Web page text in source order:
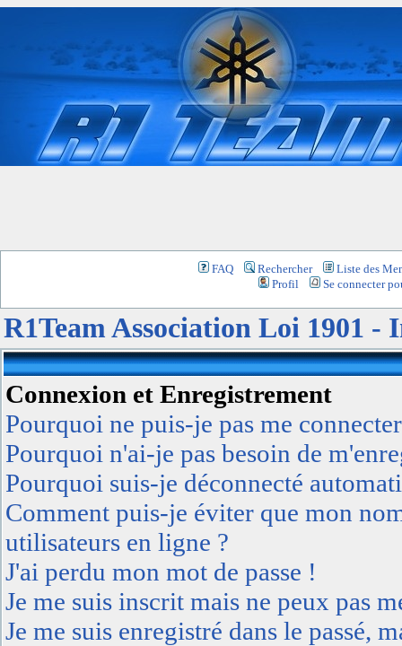
FAQ Rechercher
Liste des
Profil
Se connecter
R1Team Association Loi 1901 -
Connexion et Enregistrement
Pourquoi ne puis-je pas me
Pourquoi n'ai-je pas besoin de
Pourquoi suis-je déconnecté
Comment puis-je éviter que mon
utilisateurs en ligne ?
J'ai perdu mon mot de passe !
Je me suis inscrit mais ne peux pas
Je me suis enregistré dans le passé,